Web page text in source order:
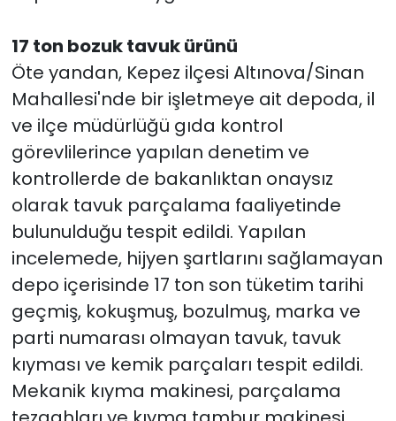
17 ton bozuk tavuk ürünü
Öte yandan, Kepez ilçesi Altınova/Sinan
Mahallesi'nde bir işletmeye ait depoda, il
ve ilçe müdürlüğü gıda kontrol
görevlilerince yapılan denetim ve
kontrollerde de bakanlıktan onaysız
olarak tavuk parçalama faaliyetinde
bulunulduğu tespit edildi. Yapılan
incelemede, hijyen şartlarını sağlamayan
depo içerisinde 17 ton son tüketim tarihi
geçmiş, kokuşmuş, bozulmuş, marka ve
parti numarası olmayan tavuk, tavuk
kıyması ve kemik parçaları tespit edildi.
Mekanik kıyma makinesi, parçalama